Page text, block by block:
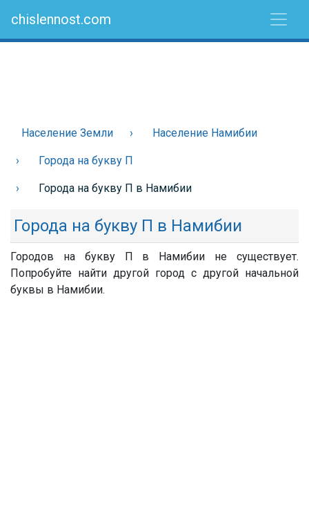
chislennost.com
Население Земли Население Намибии
Города на букву П
Города на букву П в Намибии
Города на букву П в Намибии
Городов на букву П в Намибии не существует.
Попробуйте найти другой город с другой начальной
буквы в Намибии.